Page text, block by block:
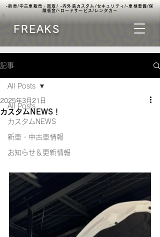
▫️新車/中古車販売・買取/ ▫️内外装カスタム/セキュリティ/▫️車検整備/保
険板金/▫️ロードサービス/レンタカー
FREAKS
記事
All Posts
カスタムNEWS
新車・中古車情報
お知らせ＆更新情報
All Posts
カスタムNEWS！
2025年3月21日